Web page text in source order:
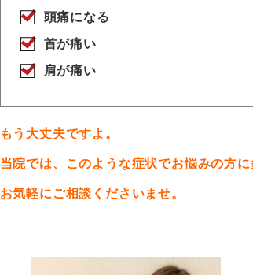
頭痛になる
首が痛い
肩が痛い
もう大丈夫ですよ。
当院では、このような症状でお悩みの方
お気軽にご相談くださいませ。